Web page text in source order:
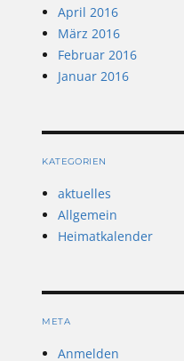
April 2016
März 2016
Februar 2016
Januar 2016
KATEGORIEN
aktuelles
Allgemein
Heimatkalender
META
Anmelden